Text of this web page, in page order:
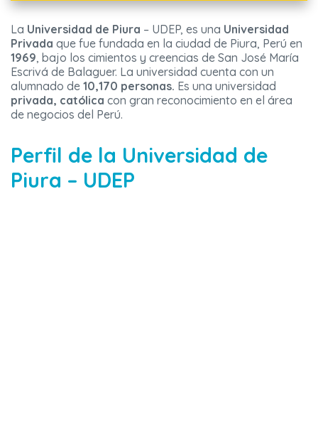
La Universidad de Piura – UDEP, es una Universidad
Privada que fue fundada en la ciudad de Piura, Perú en
1969, bajo los cimientos y creencias de San José María
Escrivá de Balaguer. La universidad cuenta con un
alumnado de 10,170 personas. Es una universidad
privada, católica con gran reconocimiento en el área
de negocios del Perú.
Perfil de la Universidad de
Piura – UDEP